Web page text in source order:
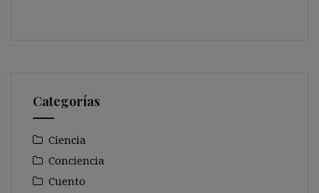
Categorías
Ciencia
Conciencia
Cuento